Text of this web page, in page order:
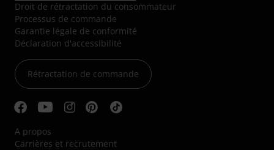
Droit de rétractation du consommateur
Processus de commande
Garantie légale de conformité
Déclaration d'accessibilité
Rétractation de commande
A propos
Carrières et recrutement